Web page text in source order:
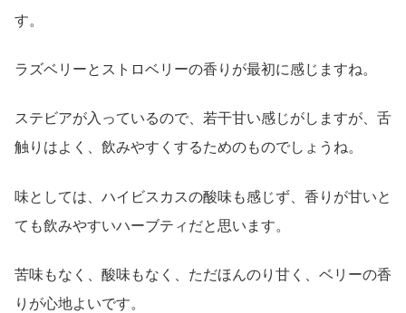
す。
ラズベリーとストロベリーの香りが最初に感じますね。
ステビアが入っているので、若干甘い感じがしますが、舌
触りはよく、飲みやすくするためのものでしょうね。
味としては、ハイビスカスの酸味も感じず、香りが甘いと
ても飲みやすいハーブティだと思います。
苦味もなく、酸味もなく、ただほんのり甘く、ベリーの香
りが心地よいです。